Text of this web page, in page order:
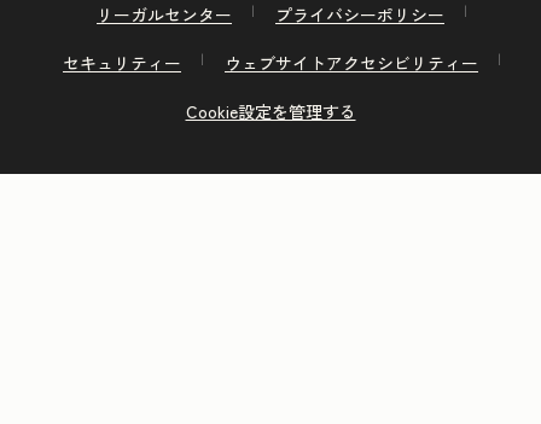
リーガルセンター
プライバシーポリシー
セキュリティー
ウェブサイトアクセシビリティー
Cookie設定を管理する